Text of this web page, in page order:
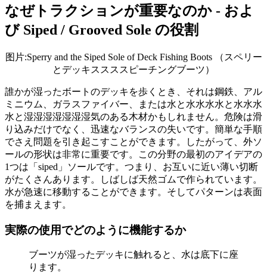
なぜトラクションが重要なのか - およ
び Siped / Grooved Sole の役割
图片:Sperry and the Siped Sole of Deck Fishing Boots （スペリー
とデッキススススピーチングブーツ）
誰かが湿ったボートのデッキを歩くとき、それは鋼鉄、アル
ミニウム、ガラスファイバー、または水と水水水水と水水水
水と湿湿湿湿湿湿湿気のある木材かもしれません。危険は滑
り込みだけでなく、迅速なバランスの失いです。簡単な手順
でさえ問題を引き起こすことができます。したがって、外ソ
ールの形状は非常に重要です。この分野の最初のアイデアの
1つは「siped」ソールです。つまり、お互いに近い薄い切断
がたくさんあります。しばしば天然ゴムで作られています。
水が急速に移動することができます。そしてパターンは表面
を捕まえます。
実際の使用でどのように機能するか
ブーツが湿ったデッキに触れると、水は底下に座
ります。